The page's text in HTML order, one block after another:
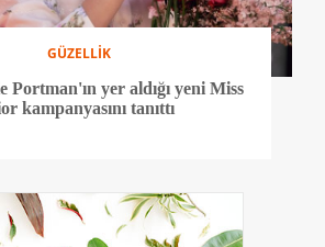
GÜZELLİK
Portman'ın yer aldığı yeni Miss
kampanyasını tanıttı